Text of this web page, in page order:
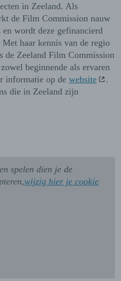
in Zeeland. Als
de Film Commission nauw
en wordt deze gefinancierd
haar kennis van de regio
de Zeeland Film Commission
beginnende als ervaren
informatie op de website
.
die in Zeeland zijn
spelen dien je de
wijzig hier je cookie